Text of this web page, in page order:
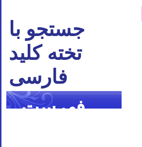
جستجو با
تخته کلید
فارسی
فهرست